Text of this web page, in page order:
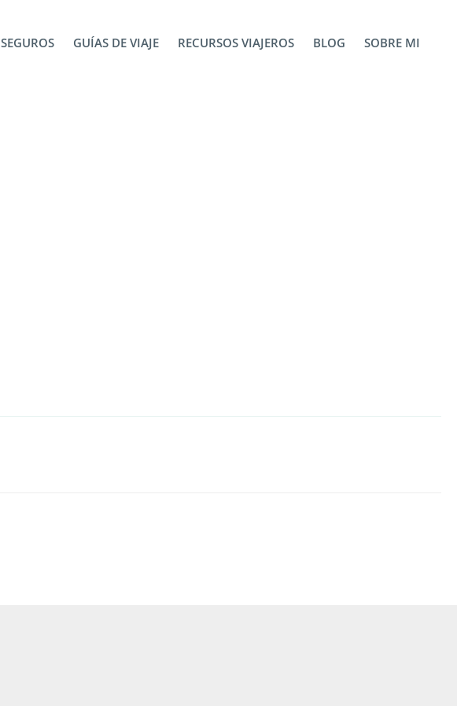
SEGUROS GUÍAS DE VIAJE RECURSOS VIAJEROS BLOG SOBRE MI